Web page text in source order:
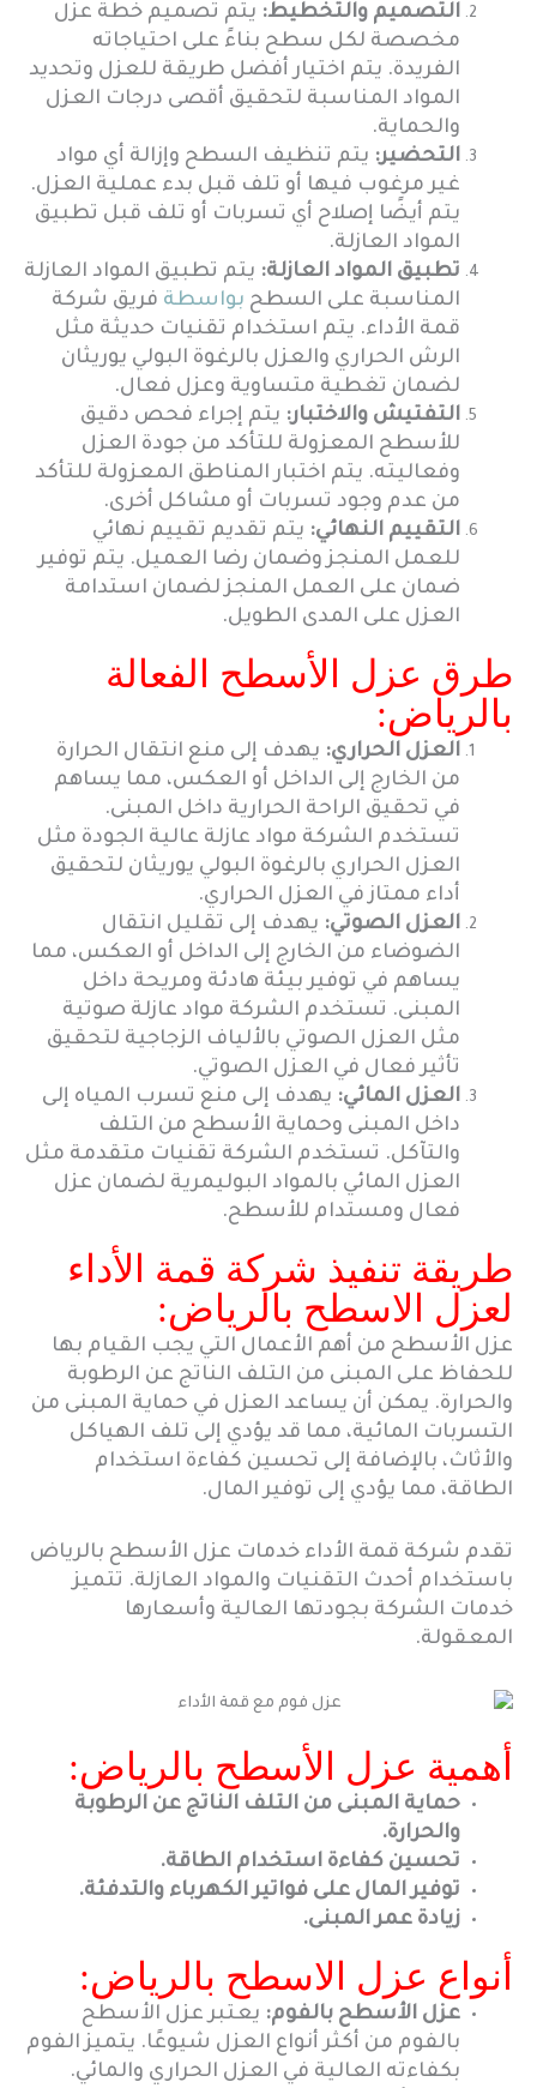
التصميم والتخطيط: يتم تصميم خطة عزل
مخصصة لكل سطح بناءً على احتياجاته
الفريدة. يتم اختيار أفضل طريقة للعزل وتحديد
المواد المناسبة لتحقيق أقصى درجات العزل
والحماية.
التحضير: يتم تنظيف السطح وإزالة أي مواد
غير مرغوب فيها أو تلف قبل بدء عملية العزل.
يتم أيضًا إصلاح أي تسربات أو تلف قبل تطبيق
المواد العازلة.
تطبيق المواد العازلة: يتم تطبيق المواد العازلة
المناسبة على السطح بواسطة فريق شركة
قمة الأداء. يتم استخدام تقنيات حديثة مثل
الرش الحراري والعزل بالرغوة البولي يوريثان
لضمان تغطية متساوية وعزل فعال.
التفتيش والاختبار: يتم إجراء فحص دقيق
للأسطح المعزولة للتأكد من جودة العزل
وفعاليته. يتم اختبار المناطق المعزولة للتأكد
من عدم وجود تسربات أو مشاكل أخرى.
التقييم النهائي: يتم تقديم تقييم نهائي
للعمل المنجز وضمان رضا العميل. يتم توفير
ضمان على العمل المنجز لضمان استدامة
العزل على المدى الطويل.
طرق عزل الأسطح الفعالة
بالرياض:
العزل الحراري: يهدف إلى منع انتقال الحرارة
من الخارج إلى الداخل أو العكس، مما يساهم
في تحقيق الراحة الحرارية داخل المبنى.
تستخدم الشركة مواد عازلة عالية الجودة مثل
العزل الحراري بالرغوة البولي يوريثان لتحقيق
أداء ممتاز في العزل الحراري.
العزل الصوتي: يهدف إلى تقليل انتقال
الضوضاء من الخارج إلى الداخل أو العكس، مما
يساهم في توفير بيئة هادئة ومريحة داخل
المبنى. تستخدم الشركة مواد عازلة صوتية
مثل العزل الصوتي بالألياف الزجاجية لتحقيق
تأثير فعال في العزل الصوتي.
العزل المائي: يهدف إلى منع تسرب المياه إلى
داخل المبنى وحماية الأسطح من التلف
والتآكل. تستخدم الشركة تقنيات متقدمة مثل
العزل المائي بالمواد البوليمرية لضمان عزل
فعال ومستدام للأسطح.
طريقة تنفيذ شركة قمة الأداء
لعزل الاسطح بالرياض:
عزل الأسطح من أهم الأعمال التي يجب القيام بها
للحفاظ على المبنى من التلف الناتج عن الرطوبة
والحرارة. يمكن أن يساعد العزل في حماية المبنى من
التسربات المائية، مما قد يؤدي إلى تلف الهياكل
والأثاث، بالإضافة إلى تحسين كفاءة استخدام
الطاقة، مما يؤدي إلى توفير المال.
تقدم شركة قمة الأداء خدمات عزل الأسطح بالرياض
باستخدام أحدث التقنيات والمواد العازلة. تتميز
خدمات الشركة بجودتها العالية وأسعارها
المعقولة.
أهمية عزل الأسطح بالرياض:
حماية المبنى من التلف الناتج عن الرطوبة
والحرارة.
تحسين كفاءة استخدام الطاقة.
توفير المال على فواتير الكهرباء والتدفئة.
زيادة عمر المبنى.
أنواع عزل الاسطح بالرياض:
عزل الأسطح بالفوم: يعتبر عزل الأسطح
بالفوم من أكثر أنواع العزل شيوعًا. يتميز الفوم
بكفاءته العالية في العزل الحراري والمائي.